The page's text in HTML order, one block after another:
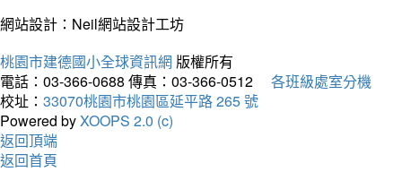
網站設計：Neil網站設計工坊
桃園市建德國小全球資訊網 版權所有
電話：03-366-0688 傳真：03-366-0512
各班級處室分機
校址： 33070桃園市桃園區延平路 265 號
Powered byXOOPS 2.0 (c)
返回頂端
返回首頁